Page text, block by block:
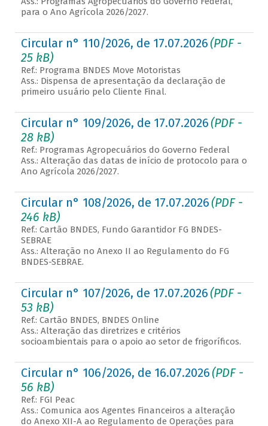
para o Ano Agrícola 2026/2027.
Circular n° 110/2026, de 17.07.2026(PDF -
25 kB)
Ref.: Programa BNDES Move Motoristas
Ass.: Dispensa de apresentação da declaração de
primeiro usuário pelo Cliente Final.
Circular n° 109/2026, de 17.07.2026(PDF -
28 kB)
Ref.: Programas Agropecuários do Governo Federal
Ass.: Alteração das datas de início de protocolo para o
Ano Agrícola 2026/2027.
Circular n° 108/2026, de 17.07.2026(PDF -
246 kB)
Ref.: Cartão BNDES, Fundo Garantidor FG BNDES-
SEBRAE
Ass.: Alteração no Anexo II ao Regulamento do FG
BNDES-SEBRAE.
Circular n° 107/2026, de 17.07.2026(PDF -
53 kB)
Ref.: Cartão BNDES, BNDES Online
Ass.: Alteração das diretrizes e critérios
socioambientais para o apoio ao setor de frigoríficos.
Circular n° 106/2026, de 16.07.2026(PDF -
56 kB)
Ref.: FGI Peac
Ass.: Comunica aos Agentes Financeiros a alteração
do Anexo XII-A ao Regulamento de Operações para